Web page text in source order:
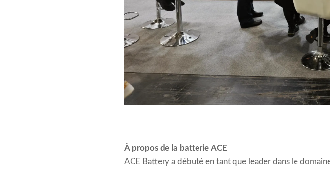
À propos de la batterie ACE
ACE Battery a débuté en tant que leader dans le